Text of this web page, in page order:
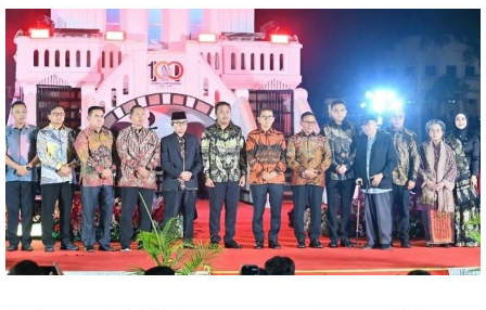
i
g
h
t
M
e
r
i
a
h
k
a
n
P